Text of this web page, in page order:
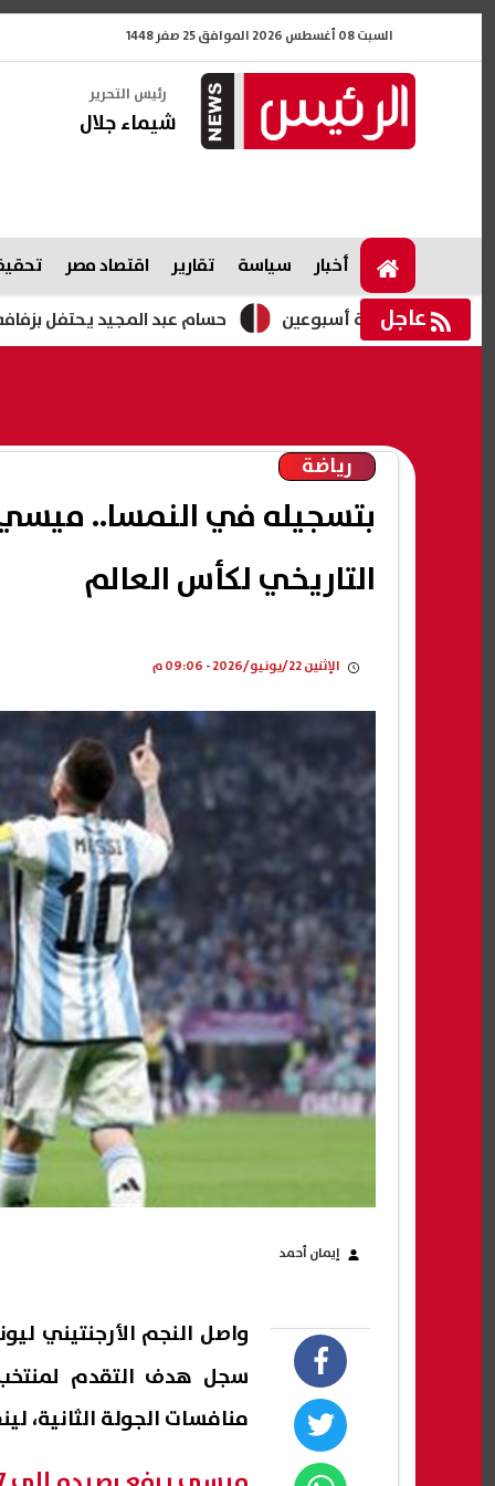
السبت 08 أغسطس 2026 الموافق 25 صفر 1448
رئيس التحرير
شيماء جلال
أخبار سياسة تقارير اقتصاد مصر
عاجل حسام عبد المجيد يحتفل بزفافه.. لمدة أسبوعين
رياضة
بتسجيله في النمسا..
التاريخي لكأس العالم
الإثنين 22/يونيو/2026 - 09:06 م
إيمان أحمد
واصل النجم الأرجنتيني
سجل هدف التقدم لمنتخب
منافسات الجولة الثانية،